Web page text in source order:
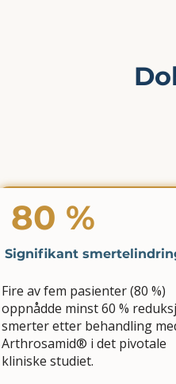
80 %
Signifikant
Fire av fem pasienter (80 %)
oppnådde minst 60 %
smerter etter behandling
Arthrosamid® i det pivotale
kliniske studiet.